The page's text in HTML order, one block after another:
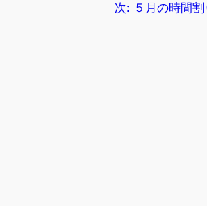
次: ５月の時間